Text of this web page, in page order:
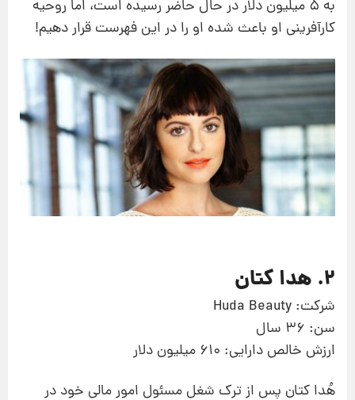
به 5 میلیون دلار در حال حاضر رسیده است، اما روحیه
کارآفرینی‌ او باعث شده او را در این فهرست قرار دهیم!
2. هدا کتان
شرکت: Huda Beauty
سن: 36 سال
ارزش خالص دارایی: 610 میلیون دلار
هُدا کتان پس از ترک شغل مسئول امور مالی خود در